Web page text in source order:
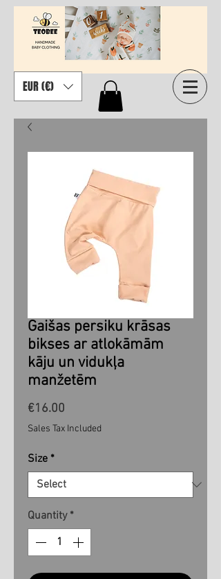
EUR (€)
Gaišas persiku krāsas
bikses ar atlokāmām
kāju un vidukļa
manžetēm
€16.00
Sales Tax Included
Size *
Quantity *